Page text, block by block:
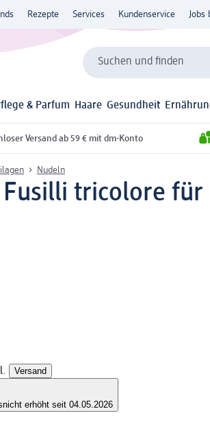
Rezepte Services Kundenservice Jobs
Suchen und finden
& Parfum Haare Gesundheit
Versand ab 59 € mit dm-Konto
Nudeln
tricolore für
Versand
nicht erhöht seit 04.05.2026